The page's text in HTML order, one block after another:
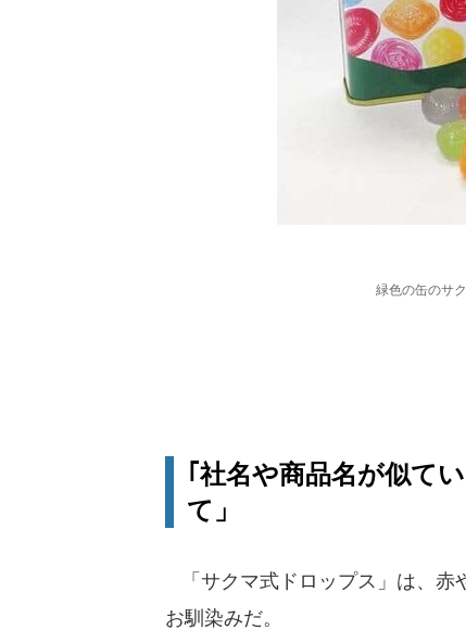
緑色の缶のサ
｢社名や商品名が似て
て」
「サクマ式ドロップス」は、赤
お馴染みだ。